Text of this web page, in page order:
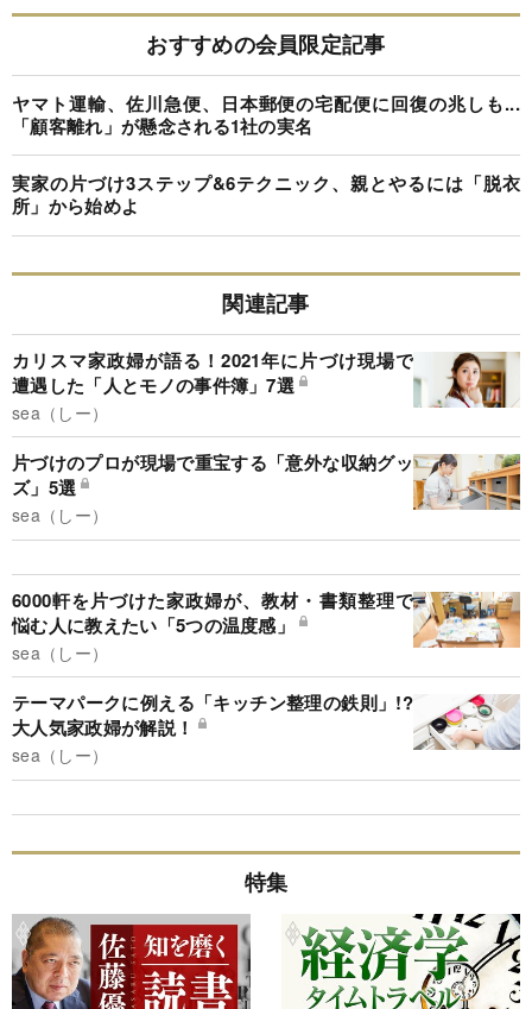
おすすめの会員限定記事
ヤマト運輸、佐川急便、日本郵便の宅配便に回復の兆しも...
「顧客離れ」が懸念される1社の実名
実家の片づけ3ステップ&6テクニック、親とやるには「脱衣
所」から始めよ
関連記事
カリスマ家政婦が語る！2021年に片づけ現場で
遭遇した「人とモノの事件簿」7選
sea（しー）
片づけのプロが現場で重宝する「意外な収納グッ
ズ」5選
sea（しー）
6000軒を片づけた家政婦が、教材・書類整理で
悩む人に教えたい「5つの温度感」
sea（しー）
テーマパークに例える「キッチン整理の鉄則」!?
大人気家政婦が解説！
sea（しー）
特集